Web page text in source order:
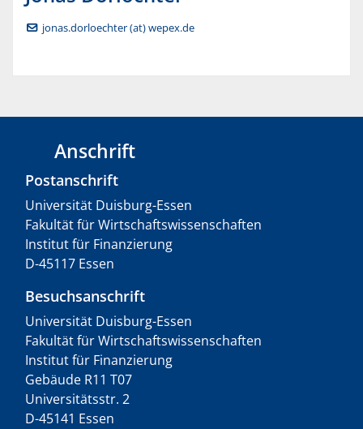
jonas.dorloechter (at) wepex.de
Anschrift
Postanschrift
Universität Duisburg-Essen
Fakultät für Wirtschaftswissenschaften
Institut für Finanzierung
D-45117 Essen
Besuchsanschrift
Universität Duisburg-Essen
Fakultät für Wirtschaftswissenschaften
Institut für Finanzierung
Gebäude R11 T07
Universitätsstr. 2
D-45141 Essen